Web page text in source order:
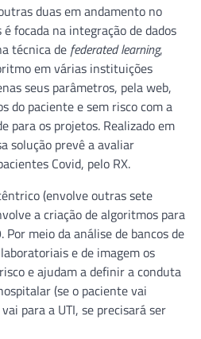
duas em andamento no
focada na integração de dados
técnica de federated learning,
em várias instituições
seus parâmetros, pela web,
do paciente e sem risco com a
para os projetos. Realizado em
solução prevê a avaliar
Covid, pelo RX.
(envolve outras sete
a criação de algoritmos para
meio da análise de bancos de
e de imagem os
e ajudam a definir a conduta
(se o paciente vai
para a UTI, se precisará ser